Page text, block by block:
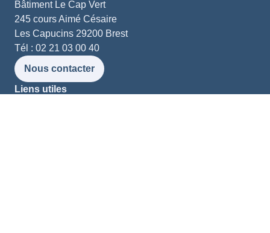
Bâtiment Le Cap Vert
245 cours Aimé Césaire
Les Capucins 29200 Brest
Tél : 02 21 03 00 40
Nous contacter
Liens utiles